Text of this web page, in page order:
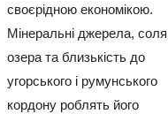
своєрідною економікою.
Мінеральні джерела,
озера та близькість до
угорського і румунського
кордону роблять його